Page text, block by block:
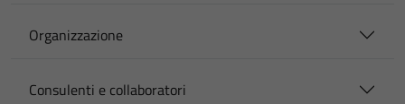
Organizzazione
Consulenti e collaboratori